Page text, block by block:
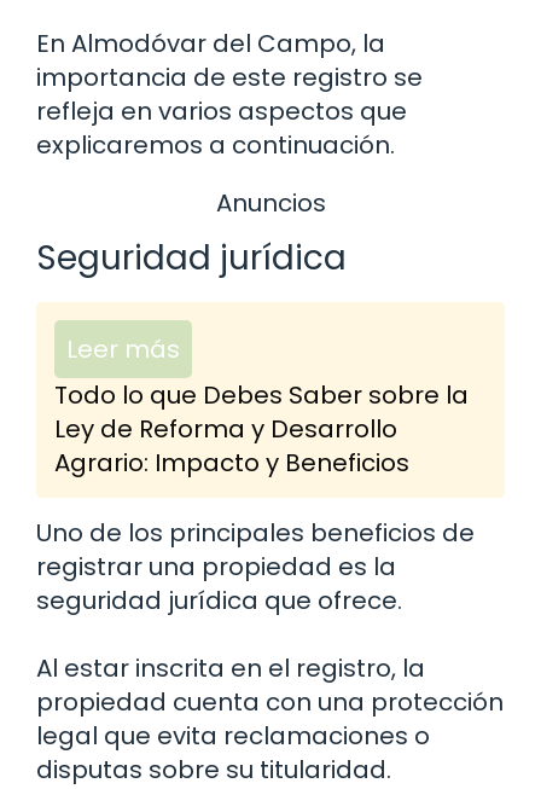
En Almodóvar del Campo, la
importancia de este registro se
refleja en varios aspectos que
explicaremos a continuación.
Anuncios
Seguridad jurídica
Leer más
Todo lo que Debes Saber sobre la
Ley de Reforma y Desarrollo
Agrario: Impacto y Beneficios
Uno de los principales beneficios de
registrar una propiedad es la
seguridad jurídica que ofrece.
Al estar inscrita en el registro, la
propiedad cuenta con una protección
legal que evita reclamaciones o
disputas sobre su titularidad.